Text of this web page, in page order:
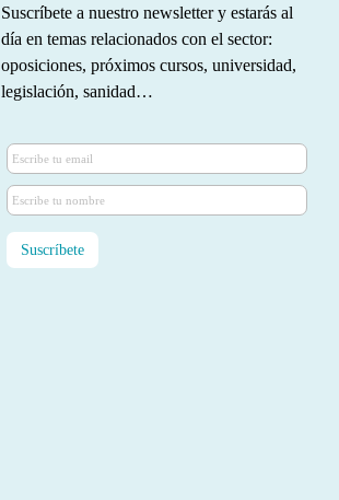
Suscríbete a nuestro newsletter y estarás al
día en temas relacionados con el sector:
oposiciones, próximos cursos, universidad,
legislación, sanidad…